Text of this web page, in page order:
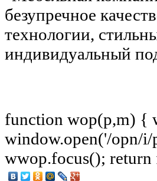
безупречное
технологии,
индивидуальный
function wop(p,m) {
window.open('/opn/
wwop.focus(); return